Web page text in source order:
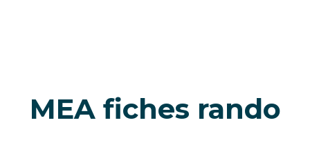
MEA fiches rando